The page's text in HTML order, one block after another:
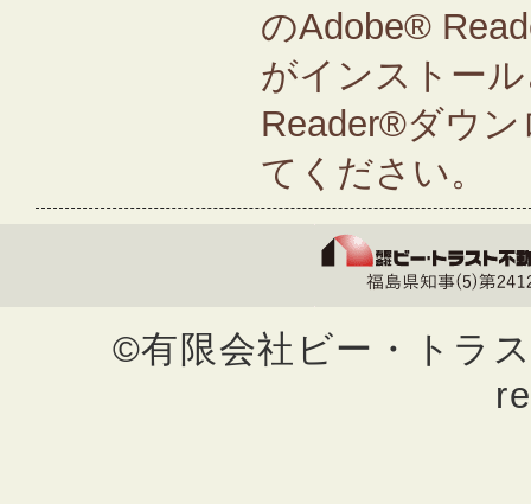
のAdobe®
がインストー
Reader®ダウ
てください。
©有限会社ビー・トラ